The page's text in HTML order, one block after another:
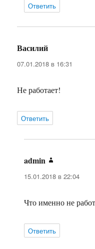
Ответить
Василий
07.01.2018 в 16:31
Не работает!
Ответить
admin
15.01.2018 в 22:04
Что именно не
Ответить